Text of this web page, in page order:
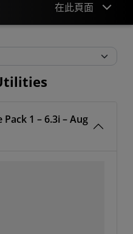
在此頁面
Legacy Tools and Utilities
1 – 6.3i – Aug